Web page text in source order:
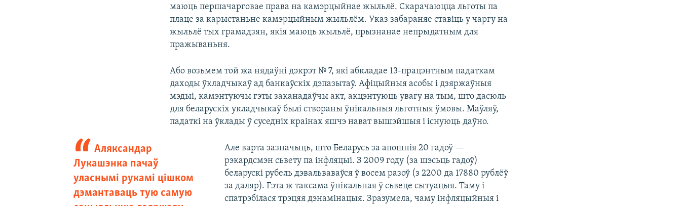
маюць першачарговае права на камэрцыйнае жыльлё. Скарачаюцца льготы па
плаце за карыстаньне камэрцыйным жыльлём. Указ забараняе ставіць у чаргу на
жыльлё тых грамадзян, якія маюць жыльлё, прызнанае непрыдатным для
пражываньня.
Або возьмем той жа нядаўні дэкрэт № 7, які абкладае 13-працэнтным падаткам
даходы ўкладчыкаў ад банкаўскіх дэпазытаў. Афіцыйныя асобы і дзяржаўныя
мэдыі, камэнтуючы гэты заканадаўчы акт, акцэнтуюць увагу на тым, што дасюль
для беларускіх укладчыкаў былі створаны ўнікальныя льготныя ўмовы. Маўляў,
падаткі на ўклады ў суседніх краінах яшчэ нават вышэйшыя і існуюць даўно.
Аляксандар
Лукашэнка пачаў
уласнымі рукамі цішком
дэмантаваць тую самую
Але варта зазначыць, што Беларусь за апошнія 20 гадоў —
рэкардсмэн сьвету па інфляцыі. З 2009 году (за шэсьць гадоў)
беларускі рубель дэвальваваўся ў восем разоў (з 2200 да 17880 рублёў
за даляр). Гэта ж таксама ўнікальная ў сьвеце сытуацыя. Таму і
спатрэбілася трэцяя дэнамінацыя. Зразумела, чаму інфляцыйныя і